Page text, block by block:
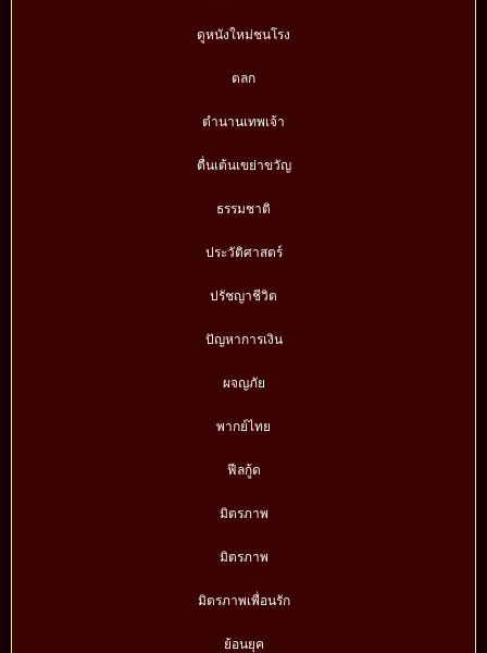
ดูหนังใหม่ชนโรง
ตลก
ตำนานเทพเจ้า
ตื่นเต้นเขย่าขวัญ
ธรรมชาติ
ประวัติศาสตร์
ปรัชญาชีวิต
ปัญหาการเงิน
ผจญภัย
พากย์ไทย
ฟีลกู้ด
มิตรภาพ
มิตรภาพ
มิตรภาพเพื่อนรัก
ย้อนยุค